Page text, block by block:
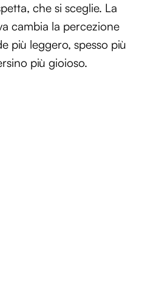
che si sceglie. La
cambia la percezione
più leggero, spesso più
più gioioso.